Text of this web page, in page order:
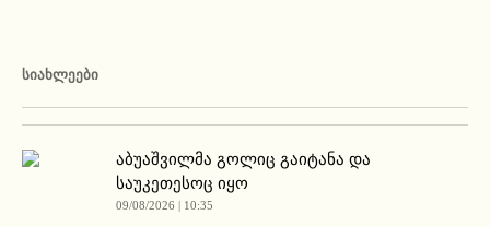
ᲡᲘᲐᲮᲚᲔᲔᲑᲘ
აბუაშვილმა გოლიც გაიტანა და
საუკეთესოც იყო
09/08/2026 | 10:35